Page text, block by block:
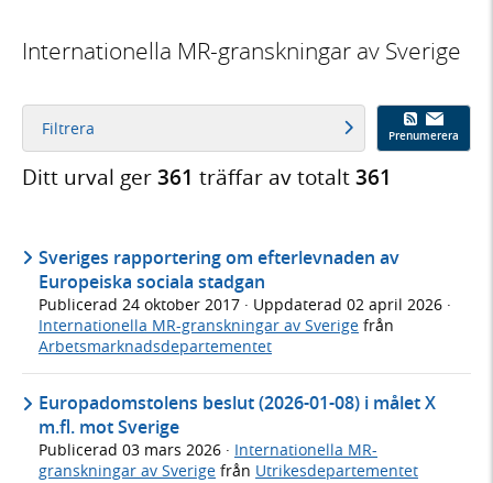
Internationella MR-granskningar av Sverige
Filtrera Prenumerera
Ditt urval ger361 träffar av totalt361
Sveriges rapportering om efterlevnaden av
Europeiska sociala stadgan
Publicerad 24 oktober 2017 · Uppdaterad 02 april 2026 ·
Internationella MR-granskningar av Sverige från
Arbetsmarknadsdepartementet
Europadomstolens beslut (2026-01-08) i målet X
m.fl. mot Sverige
Publicerad 03 mars 2026 · Internationella MR-
granskningar av Sverige från Utrikesdepartementet